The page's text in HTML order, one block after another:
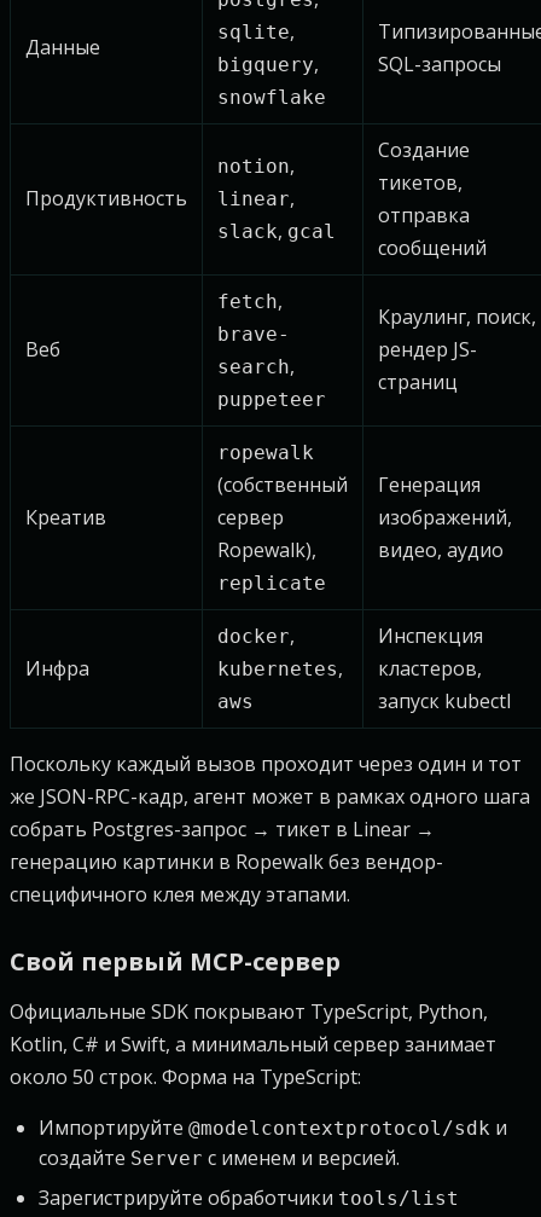
Данные
sqlite,
bigquery,
snowflake
SQL-запросы
Продуктивность
notion,
linear,
slack, gcal
Создание
тикетов,
отправка
сообщений
Веб
fetch,
brave-
search,
puppeteer
Краулинг, поиск,
рендер JS-
страниц
Креатив
ropewalk
(собственный
сервер
Ropewalk),
replicate
Генерация
изображений,
видео, аудио
Инфра
docker,
kubernetes,
aws
Инспекция
кластеров,
запуск kubectl
Поскольку каждый вызов проходит через один и тот
же JSON-RPC-кадр, агент может в рамках одного шага
собрать Postgres-запрос → тикет в Linear →
генерацию картинки в Ropewalk без вендор-
специфичного клея между этапами.
Свой первый MCP-сервер
Официальные SDK покрывают TypeScript, Python,
Kotlin, C# и Swift, а минимальный сервер занимает
около 50 строк. Форма на TypeScript:
Импортируйте @modelcontextprotocol/sdk и
создайте Server с именем и версией.
Зарегистрируйте обработчики tools/list